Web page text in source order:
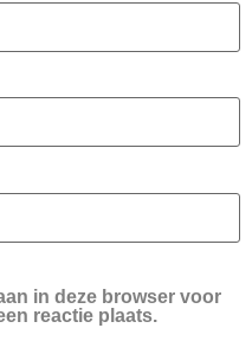
in deze browser voor
reactie plaats.